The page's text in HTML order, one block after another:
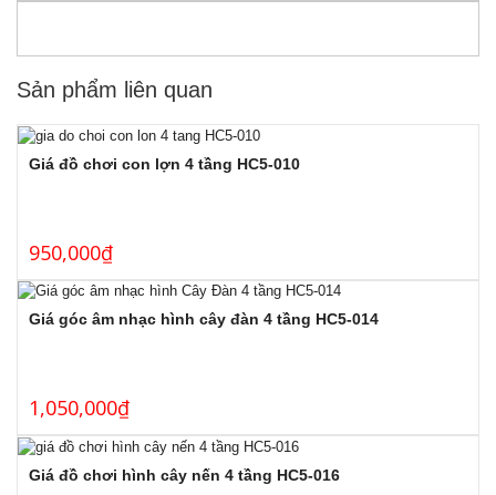
Sản phẩm liên quan
Giá đồ chơi con lợn 4 tầng HC5-010
950,000₫
Giá góc âm nhạc hình cây đàn 4 tầng HC5-014
1,050,000₫
Giá đồ chơi hình cây nến 4 tầng HC5-016